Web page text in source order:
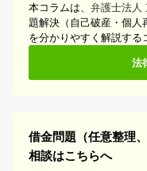
本コラムは、 弁護士法人
題解決（自己破産・個人
を分かりやすく解説する
法
借金問題（任意整理
相談はこちらへ